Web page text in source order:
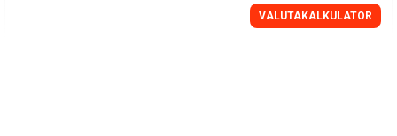
VALUTAKALKULATOR